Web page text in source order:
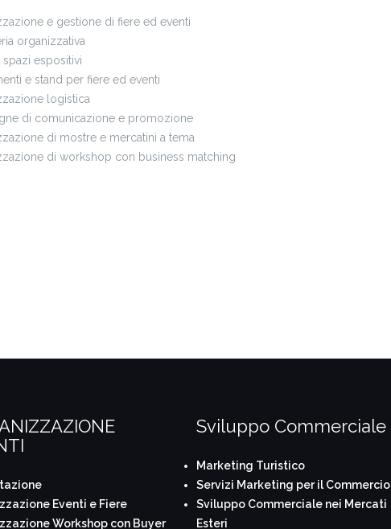
e gestione di fiere ed eventi
organizzativa
spazi espositivi
e stand per fiere ed eventi
logistica
di comunicazione e promozione
di mostre e mercatini a tema
di workshop con business matching
Eventi e Fiere
Workshop con Buyer
Sviluppo Commerciale
Marketing Turistico
Servizi Marketing per il Commercio
Sviluppo Commerciale nei Mercati
Esteri